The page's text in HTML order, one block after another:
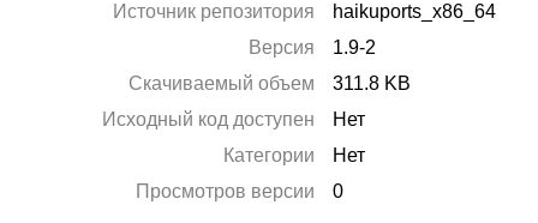
Источник репозитория
haikuports_x86_64
Версия
1.9-2
Скачиваемый объем
311.8 KB
Исходный код доступен
Нет
Категории
Нет
Просмотров версии
0